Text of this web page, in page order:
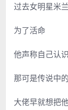
过去女明星米
为了活命
他声称自己认
那可是传说中
大佬早就想把